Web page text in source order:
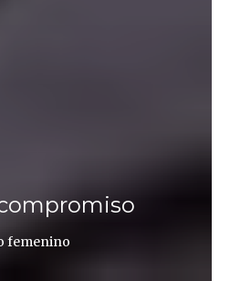
femenino